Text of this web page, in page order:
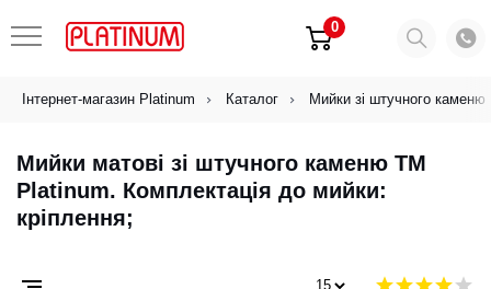
0
Інтернет-магазин Platinum Каталог Мийки зі штучного каменю
Мийки матові зі штучного каменю ТМ
Platinum. Комплектація до мийки:
кріплення;